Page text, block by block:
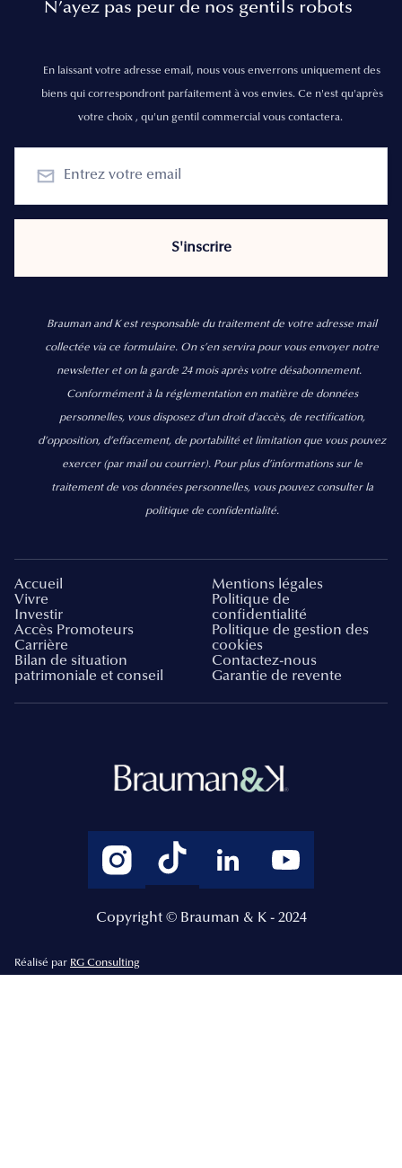
N’ayez pas peur de nos gentils robots
En laissant votre adresse email, nous vous enverrons uniquement des
biens qui correspondront parfaitement à vos envies. Ce n'est qu'après
votre choix , qu'un gentil commercial vous contactera.
Brauman and K est responsable du traitement de votre adresse mail
collectée via ce formulaire. On s’en servira pour vous envoyer notre
newsletter et on la garde 24 mois après votre désabonnement.
Conformément à la réglementation en matière de données
personnelles, vous disposez d'un droit d'accès, de rectification,
d’opposition, d’effacement, de portabilité et limitation que vous pouvez
exercer (par mail ou courrier). Pour plus d’informations sur le
traitement de vos données personnelles, vous pouvez consulter la
politique de confidentialité.
Accueil
Vivre
Investir
Accès Promoteurs
Carrière
Bilan de situation
patrimoniale et conseil
Mentions légales
Politique de
confidentialité
Politique de gestion des
cookies
Contactez-nous
Garantie de revente
Copyright © Brauman & K - 2024
Réalisé par RG Consulting